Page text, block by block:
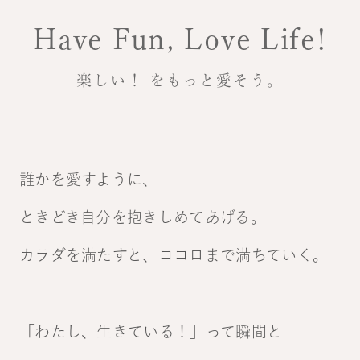
Have Fun, Love Life!
誰かを愛すように、
ときどき自分を抱きしめてあげる。
カラダを満たすと、ココロまで満ちていく。
「わたし、生きている！」って瞬間と